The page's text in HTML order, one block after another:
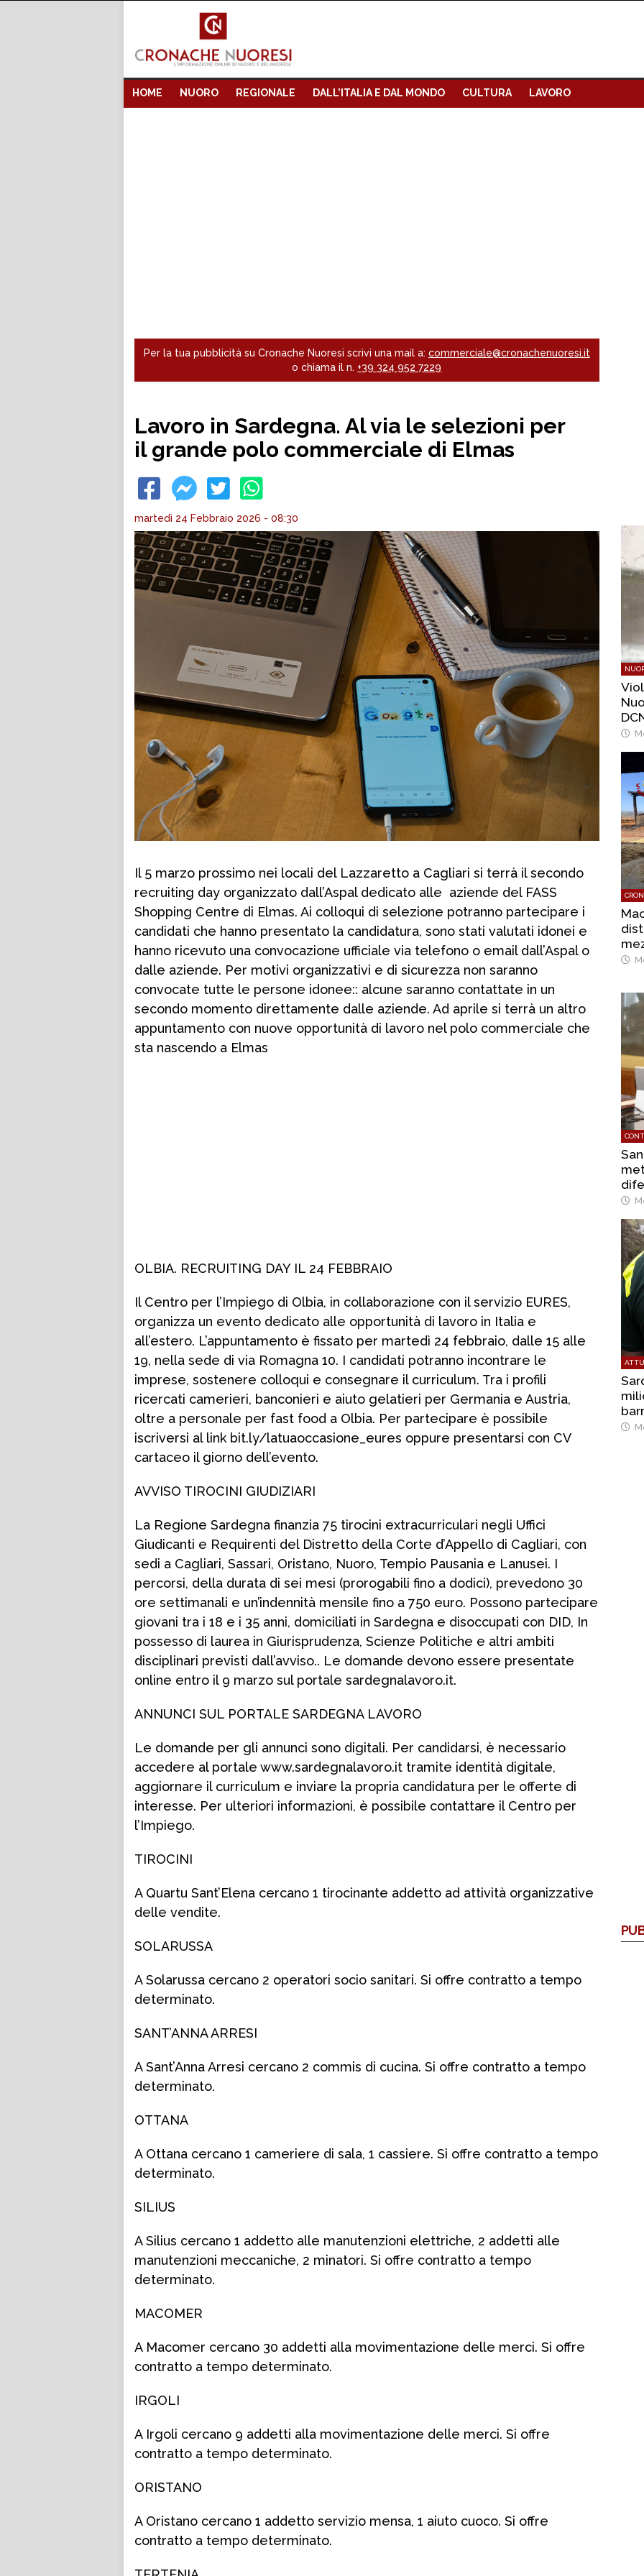
HOME NUORO REGIONALE DALL’ITALIA E DAL MONDO CULTURA LAVORO
Per la tua pubblicità su Cronache Nuoresi scrivi una mail a: commerciale@cronachenuoresi.it
o chiama il n. +39 324 952 7229
Lavoro in Sardegna. Al via le selezioni per
il grande polo commerciale di Elmas
martedì 24 Febbraio 2026 - 08:30
Il 5 marzo prossimo nei locali del Lazzaretto a Cagliari si terrà il secondo
recruiting day organizzato dall’Aspal dedicato alle aziende del FASS
Shopping Centre di Elmas. Ai colloqui di selezione potranno partecipare i
candidati che hanno presentato la candidatura, sono stati valutati idonei e
hanno ricevuto una convocazione ufficiale via telefono o email dall’Aspal o
dalle aziende. Per motivi organizzativi e di sicurezza non saranno
convocate tutte le persone idonee:: alcune saranno contattate in un
secondo momento direttamente dalle aziende. Ad aprile si terrà un altro
appuntamento con nuove opportunità di lavoro nel polo commerciale che
sta nascendo a Elmas
OLBIA. RECRUITING DAY IL 24 FEBBRAIO
Il Centro per l’Impiego di Olbia, in collaborazione con il servizio EURES,
organizza un evento dedicato alle opportunità di lavoro in Italia e
all’estero. L’appuntamento è fissato per martedì 24 febbraio, dalle 15 alle
19, nella sede di via Romagna 10. I candidati potranno incontrare le
imprese, sostenere colloqui e consegnare il curriculum. Tra i profili
ricercati camerieri, banconieri e aiuto gelatieri per Germania e Austria,
oltre a personale per fast food a Olbia. Per partecipare è possibile
iscriversi al link bit.ly/latuaoccasione_eures oppure presentarsi con CV
cartaceo il giorno dell’evento.
AVVISO TIROCINI GIUDIZIARI
La Regione Sardegna finanzia 75 tirocini extracurriculari negli Uffici
Giudicanti e Requirenti del Distretto della Corte d’Appello di Cagliari, con
sedi a Cagliari, Sassari, Oristano, Nuoro, Tempio Pausania e Lanusei. I
percorsi, della durata di sei mesi (prorogabili fino a dodici), prevedono 30
ore settimanali e un’indennità mensile fino a 750 euro. Possono partecipare
giovani tra i 18 e i 35 anni, domiciliati in Sardegna e disoccupati con DID, In
possesso di laurea in Giurisprudenza, Scienze Politiche e altri ambiti
disciplinari previsti dall’avviso.. Le domande devono essere presentate
online entro il 9 marzo sul portale sardegnalavoro.it.
ANNUNCI SUL PORTALE SARDEGNA LAVORO
Le domande per gli annunci sono digitali. Per candidarsi, è necessario
accedere al portale www.sardegnalavoro.it tramite identità digitale,
aggiornare il curriculum e inviare la propria candidatura per le offerte di
interesse. Per ulteriori informazioni, è possibile contattare il Centro per
l’Impiego.
TIROCINI
A Quartu Sant’Elena cercano 1 tirocinante addetto ad attività organizzative
delle vendite.
SOLARUSSA
A Solarussa cercano 2 operatori socio sanitari. Si offre contratto a tempo
determinato.
SANT’ANNA ARRESI
A Sant’Anna Arresi cercano 2 commis di cucina. Si offre contratto a tempo
determinato.
OTTANA
A Ottana cercano 1 cameriere di sala, 1 cassiere. Si offre contratto a tempo
determinato.
SILIUS
A Silius cercano 1 addetto alle manutenzioni elettriche, 2 addetti alle
manutenzioni meccaniche, 2 minatori. Si offre contratto a tempo
determinato.
MACOMER
A Macomer cercano 30 addetti alla movimentazione delle merci. Si offre
contratto a tempo determinato.
IRGOLI
A Irgoli cercano 9 addetti alla movimentazione delle merci. Si offre
contratto a tempo determinato.
ORISTANO
A Oristano cercano 1 addetto servizio mensa, 1 aiuto cuoco. Si offre
contratto a tempo determinato.